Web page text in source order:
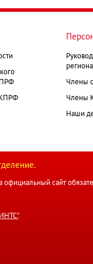
Члены
Члены
Наши
официальный сайт
.